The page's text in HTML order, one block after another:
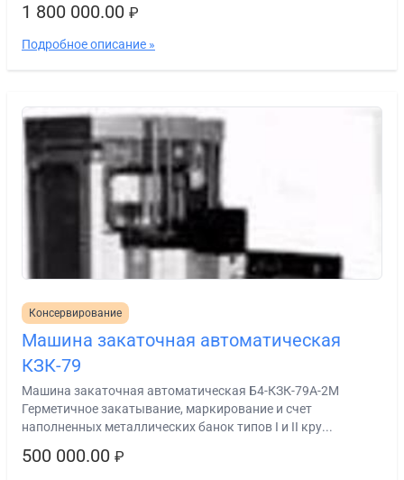
1 800 000.00 ₽
Подробное описание »
Консервирование
Машина закаточная автоматическая
КЗК-79
Машина закаточная автоматическая Б4-КЗК-79А-2М
Герметичное закатывание, маркирование и счет
наполненных металлических банок типов I и II кру...
500 000.00 ₽